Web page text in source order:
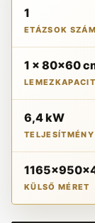
1
ETÁZSOK
1 x 80x60
6,4 kW
TELJESÍTMÉNY
KÜLSŐ MÉRET